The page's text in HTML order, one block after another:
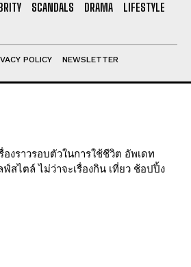
SCANDALS DRAMA
LIFESTYLE
POLICY NEWSLETTER
งราวรอบตัวในการใช้ชีวิต อัพเดท
สไตล์ ไม่ว่าจะเรื่องกิน เที่ยว ช้อปปิ้ง